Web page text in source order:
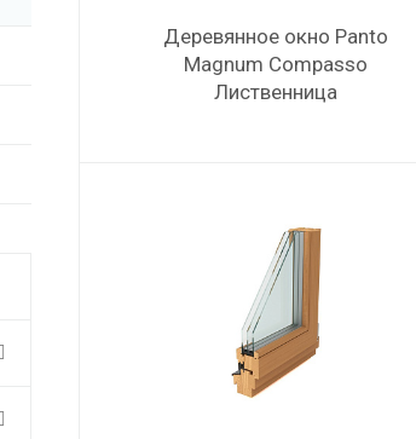
Деревянное окно Panto
Magnum Compasso
Лиственница